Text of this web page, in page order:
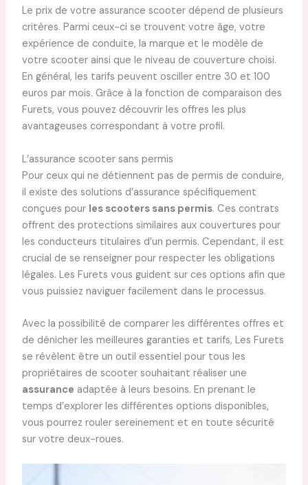
Le prix de votre assurance scooter dépend de plusieurs
critères. Parmi ceux-ci se trouvent votre âge, votre
expérience de conduite, la marque et le modèle de
votre scooter ainsi que le niveau de couverture choisi.
En général, les tarifs peuvent osciller entre 30 et 100
euros par mois. Grâce à la fonction de comparaison des
Furets, vous pouvez découvrir les offres les plus
avantageuses correspondant à votre profil.
L’assurance scooter sans permis
Pour ceux qui ne détiennent pas de permis de conduire,
il existe des solutions d’assurance spécifiquement
conçues pour les scooters sans permis. Ces contrats
offrent des protections similaires aux couvertures pour
les conducteurs titulaires d’un permis. Cependant, il est
crucial de se renseigner pour respecter les obligations
légales. Les Furets vous guident sur ces options afin que
vous puissiez naviguer facilement dans le processus.
Avec la possibilité de comparer les différentes offres et
de dénicher les meilleures garanties et tarifs, Les Furets
se révèlent être un outil essentiel pour tous les
propriétaires de scooter souhaitant réaliser une
assurance adaptée à leurs besoins. En prenant le
temps d’explorer les différentes options disponibles,
vous pourrez rouler sereinement et en toute sécurité
sur votre deux-roues.